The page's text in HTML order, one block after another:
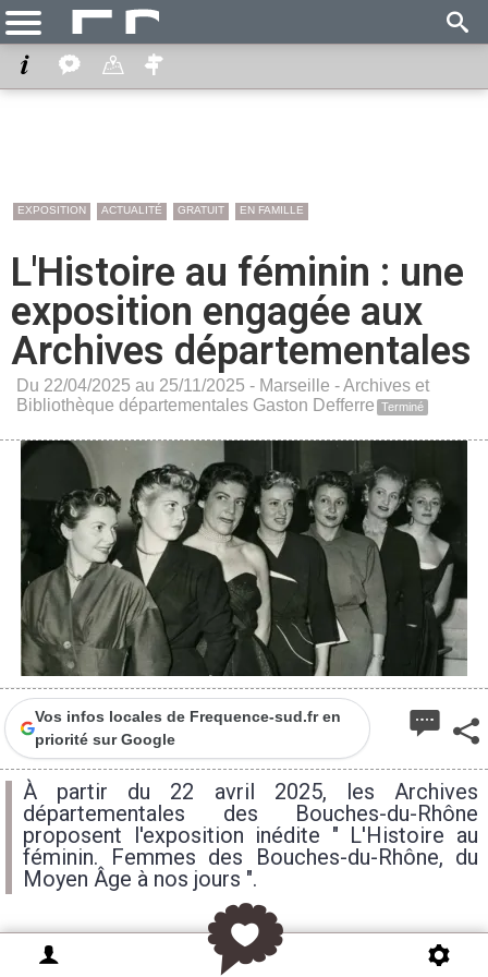
EXPOSITION ACTUALITÉ GRATUIT EN FAMILLE
L'Histoire au féminin : une
exposition engagée aux
Archives départementales
Du 22/04/2025 au 25/11/2025 - Marseille -Archives et
Bibliothèque départementales Gaston Defferre Terminé
Vos infos locales de Frequence-sud.fr en
priorité sur Google
À partir du 22 avril 2025, les Archives
départementales des Bouches-du-Rhône
proposent l'exposition inédite " L'Histoire au
féminin. Femmes des Bouches-du-Rhône, du
Moyen Âge à nos jours ".
Un parcours immersif à travers les siècles pour